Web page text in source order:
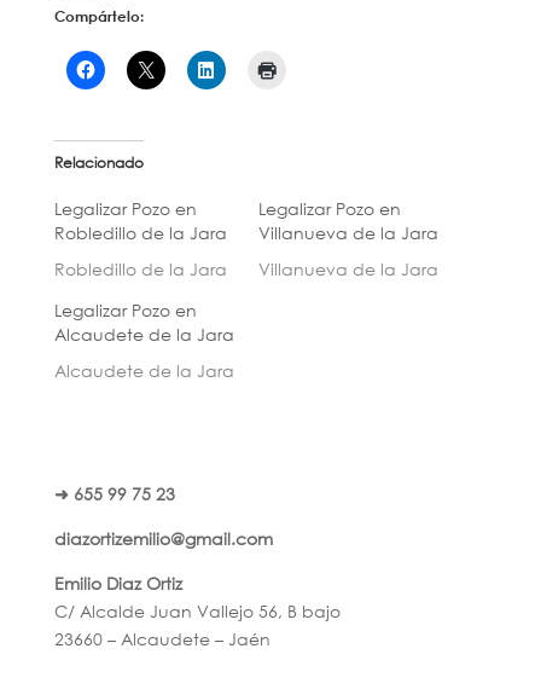
Compártelo:
Relacionado
Legalizar Pozo en
Robledillo de la Jara
Robledillo de la Jara
Legalizar Pozo en
Villanueva de la Jara
Villanueva de la Jara
Legalizar Pozo en
Alcaudete de la Jara
Alcaudete de la Jara
➜ 655 99 75 23
diazortizemilio@gmail.com
Emilio Diaz Ortiz
C/ Alcalde Juan Vallejo 56, B bajo
23660 – Alcaudete – Jaén